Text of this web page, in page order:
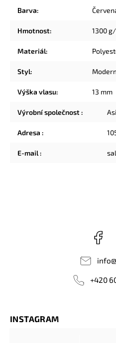
Barva:
Hmotnost: 1300
Materiál:
Styl:
Výška vlasu: 13 mm
Výrobní společnost:
Adresa :
E-mail:
info@
+420
INSTAGRAM